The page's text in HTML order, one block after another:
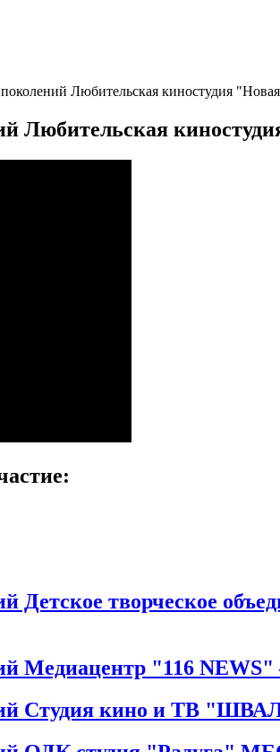
Любительская киностудия
Любительская
Детское творческое
Медиацентр "116
Студия кино и ТВ